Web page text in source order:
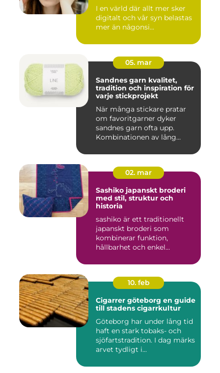
I en värld där allt mer sker
digitalt och vår syn belastas
mer än någonsi...
05. mar
Sandnes garn kvalitet,
tradition och inspiration för
varje stickprojekt
När många stickare pratar
om favoritgarner dyker
sandnes garn ofta upp.
Kombinationen av lång
02. mar
Sashiko japanskt broderi
med stil, struktur och
historia
sashiko är ett traditionellt
japanskt broderi som
kombinerar funktion,
hållbarhet och enkel
10. feb
Cigarrer göteborg en guide
till stadens cigarrkultur
Göteborg har under lång tid
haft en stark tobaks- och
sjöfartstradition. I dag märks
arvet tydligt i...